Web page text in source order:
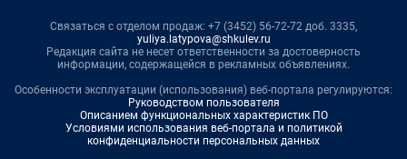
Связаться с отделом продаж: +7 (3452) 56-72-72 доб. 3335,
yuliya.latypova@shkulev.ru
Редакция сайта не несет ответственности за достоверность
информации, содержащейся в рекламных объявлениях.
Особенности эксплуатации (использования) веб-портала регулируются:
Руководством пользователя
Описанием функциональных характеристик ПО
Условиями использования веб-портала и политикой
конфиденциальности персональных данных